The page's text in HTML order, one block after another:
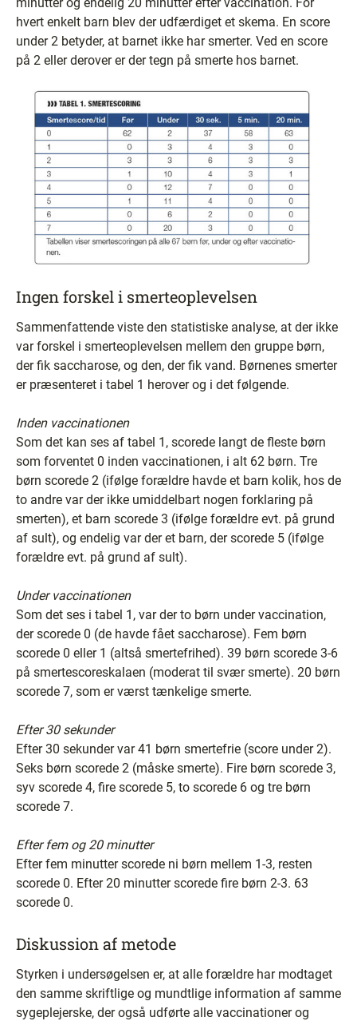
hvert enkelt barn blev der udfærdiget et skema. En score
under 2 betyder, at barnet ikke har smerter. Ved en score
på 2 eller derover er der tegn på smerte hos barnet.
Ingen forskel i smerteoplevelsen
Sammenfattende viste den statistiske analyse, at der ikke
var forskel i smerteoplevelsen mellem den gruppe børn,
der fik saccharose, og den, der fik vand. Børnenes smerter
er præsenteret i tabel 1 herover og i det følgende.
Inden vaccinationen
Som det kan ses af tabel 1, scorede langt de fleste børn
som forventet 0 inden vaccinationen, i alt 62 børn. Tre
børn scorede 2 (ifølge forældre havde et barn kolik, hos de
to andre var der ikke umiddelbart nogen forklaring på
smerten), et barn scorede 3 (ifølge forældre evt. på grund
af sult), og endelig var der et barn, der scorede 5 (ifølge
forældre evt. på grund af sult).
Under vaccinationen
Som det ses i tabel 1, var der to børn under vaccination,
der scorede 0 (de havde fået saccharose). Fem børn
scorede 0 eller 1 (altså smertefrihed). 39 børn scorede 3-6
på smertescoreskalaen (moderat til svær smerte). 20 børn
scorede 7, som er værst tænkelige smerte.
Efter 30 sekunder
Efter 30 sekunder var 41 børn smertefrie (score under 2).
Seks børn scorede 2 (måske smerte). Fire børn scorede 3,
syv scorede 4, fire scorede 5, to scorede 6 og tre børn
scorede 7.
Efter fem og 20 minutter
Efter fem minutter scorede ni børn mellem 1-3, resten
scorede 0. Efter 20 minutter scorede fire børn 2-3. 63
scorede 0.
Diskussion af metode
Styrken i undersøgelsen er, at alle forældre har modtaget
den samme skriftlige og mundtlige information af samme
sygeplejerske, der også udførte alle vaccinationer og